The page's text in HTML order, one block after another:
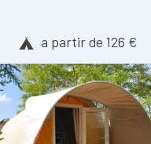
a partir de 126 €